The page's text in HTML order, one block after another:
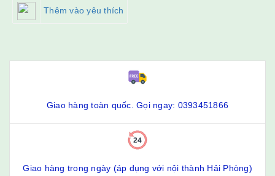
Thêm vào yêu thích
Giao hàng toàn quốc. Gọi ngay: 0393451866
Giao hàng trong ngày (áp dụng với nội thành Hải Phòng)